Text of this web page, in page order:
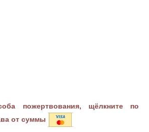
пожертвования, щёлкните по
от суммы